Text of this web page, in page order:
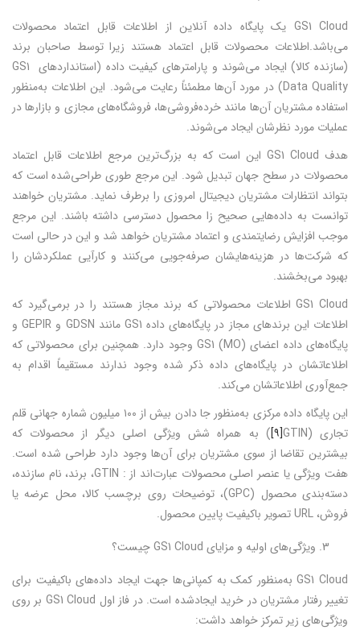
GS1 Cloud یک پایگاه داده آنلاین از اطلاعات قابل اعتماد محصولات
می‌باشد.اطلاعات محصولات قابل اعتماد هستند زیرا توسط صاحبان برند
(سازنده کالا) ایجاد می‌شوند و پارامترهای کیفیت داده (استانداردهای GS1
Data Quality) در مورد آن‌ها مطمئناً رعایت می‌شود. این اطلاعات به‌منظور
استفاده مشتریان آن‌ها مانند خرده‌فروشی‌ها، فروشگاه‌های مجازی و بازارها در
عملیات مورد نظرشان ایجاد می‌شوند.
هدف GS1 Cloud این است که به بزرگ‌ترین مرجع اطلاعات قابل اعتماد
محصولات در سطح جهان تبدیل شود. این مرجع طوری طراحی‌شده است که
بتواند انتظارات مشتریان دیجیتال امروزی را برطرف نماید. مشتریان خواهند
توانست به داده‌هایی صحیح زا محصول دسترسی داشته باشند. این مرجع
موجب افزایش رضایتمندی و اعتماد مشتریان خواهد شد و این در حالی است
که شرکت‌ها در هزینه‌هایشان صرفه‌جویی می‌کنند و کارآیی عملکردشان را
بهبود می‌بخشند.
GS1 Cloud اطلاعات محصولاتی که برند مجاز هستند را در برمی‌گیرد که
اطلاعات این برندهای مجاز در پایگاه‌های داده GS1 مانند GDSN و GEPIR و
پایگاه‌های داده اعضای (MO) GS1 وجود دارد. همچنین برای محصولاتی که
اطلاعاتشان در پایگاه‌های داده ذکر شده وجود ندارند مستقیماً اقدام به
جمع‌آوری اطلاعاتشان می‌کند.
این پایگاه داده مرکزی به‌منظور جا دادن بیش از ۱۰۰ میلیون شماره جهانی قلم
تجاری (GTIN
[۹] ) به همراه شش ویژگی اصلی دیگر از محصولات که
بیشترین تقاضا از سوی مشتریان برای آن‌ها وجود دارد طراحی شده است.
هفت ویژگی یا عنصر اصلی محصولات عبارت‌اند از : GTIN، برند، نام سازنده،
دسته‌بندی محصول (GPC)، توضیحات روی برچسب کالا، محل عرضه یا
فروش، URL تصویر باکیفیت پایین محصول.
ویژگی‌های اولیه و مزایای GS1 Cloud چیست؟
GS1 Cloud به‌منظور کمک به کمپانی‌ها جهت ایجاد داده‌های باکیفیت برای
تغییر رفتار مشتریان در خرید ایجادشده است. در فاز اول GS1 Cloud بر روی
ویژگی‌های زیر تمرکز خواهد داشت: